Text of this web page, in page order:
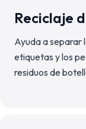
Reciclaje
Ayuda a separar
etiquetas y los
residuos de